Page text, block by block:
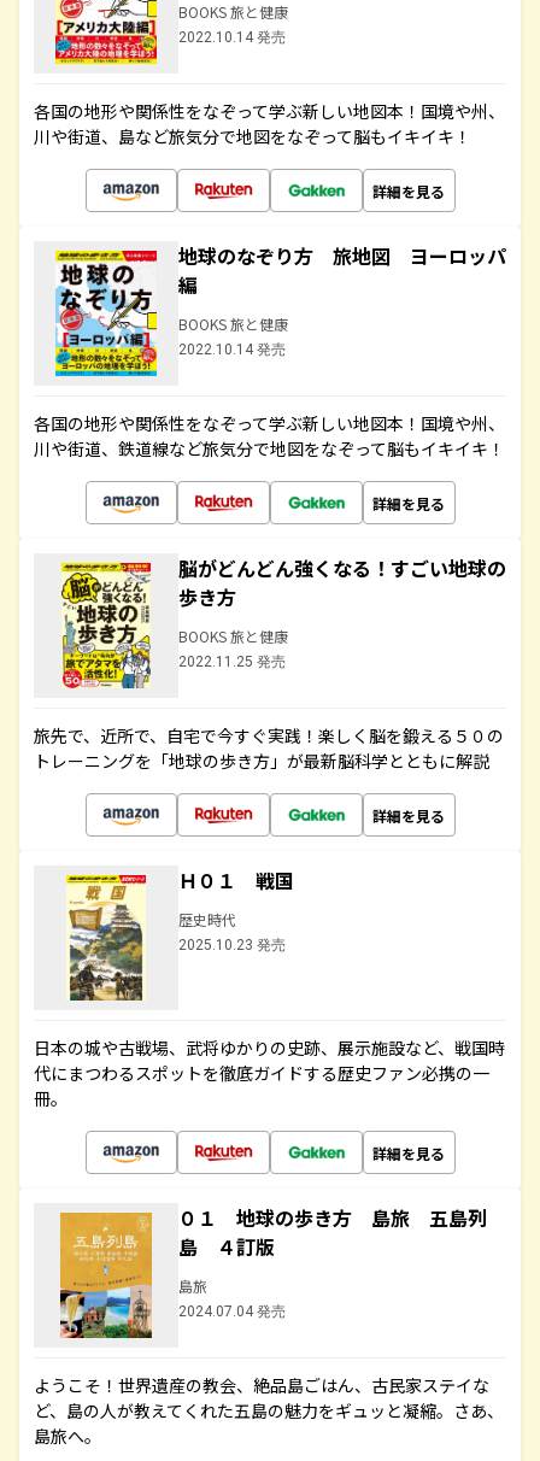
BOOKS 旅と健康
2022.10.14 発売
各国の地形や関係性をなぞって学ぶ新しい地図本！国境や州、
川や街道、島など旅気分で地図をなぞって脳もイキイキ！
詳細を見る
地球のなぞり方 旅地図 ヨーロッパ
編
BOOKS 旅と健康
2022.10.14 発売
各国の地形や関係性をなぞって学ぶ新しい地図本！国境や州、
川や街道、鉄道線など旅気分で地図をなぞって脳もイキイキ！
詳細を見る
脳がどんどん強くなる！すごい地球の
歩き方
BOOKS 旅と健康
2022.11.25 発売
旅先で、近所で、自宅で今すぐ実践！楽しく脳を鍛える５０の
トレーニングを「地球の歩き方」が最新脳科学とともに解説
詳細を見る
Ｈ０１ 戦国
歴史時代
2025.10.23 発売
日本の城や古戦場、武将ゆかりの史跡、展示施設など、戦国時
代にまつわるスポットを徹底ガイドする歴史ファン必携の一
冊。
詳細を見る
０１ 地球の歩き方 島旅 五島列
島 ４訂版
島旅
2024.07.04 発売
ようこそ！世界遺産の教会、絶品島ごはん、古民家ステイな
ど、島の人が教えてくれた五島の魅力をギュッと凝縮。さあ、
島旅へ。